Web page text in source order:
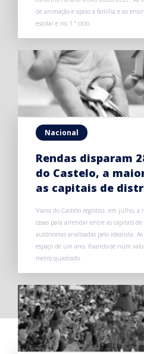
de animação e apoio à família e ao
escolar e no 1.º ciclo.
Nacional
Rendas disparam
do Castelo, a
as capitais de
Viana do Castelo registou, em julho, a
casas para arrendar entre as capitais
autónomas analisadas pelo idealista.
espaço de um ano, fixando-se num
metro quadrado.